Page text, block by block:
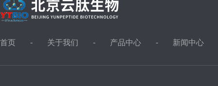
首页 关于我们 产品中心 新闻中心